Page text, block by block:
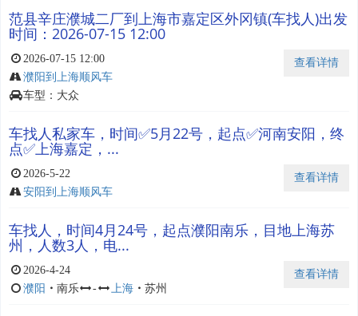
范县辛庄濮城二厂到上海市嘉定区外冈镇(车找人)出发
时间：2026-07-15 12:00
查看详情
2026-07-15 12:00
濮阳到上海顺风车
车型：大众
车找人私家车，时间✅5月22号，起点✅河南安阳，终
点✅上海嘉定，...
查看详情
2026-5-22
安阳到上海顺风车
车找人，时间4月24号，起点濮阳南乐，目地上海苏
州，人数3人，电...
查看详情
2026-4-24
濮阳 ・ 南乐 - 上海・ 苏州